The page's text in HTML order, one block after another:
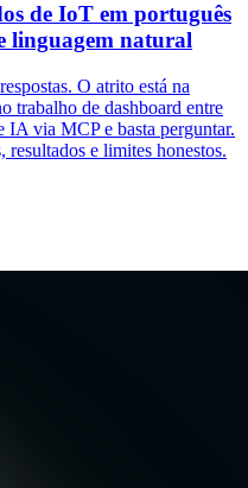
de IoT em português
linguagem natural
O atrito está na
trabalho de dashboard entre
IA via MCP e basta perguntar.
resultados e limites honestos.